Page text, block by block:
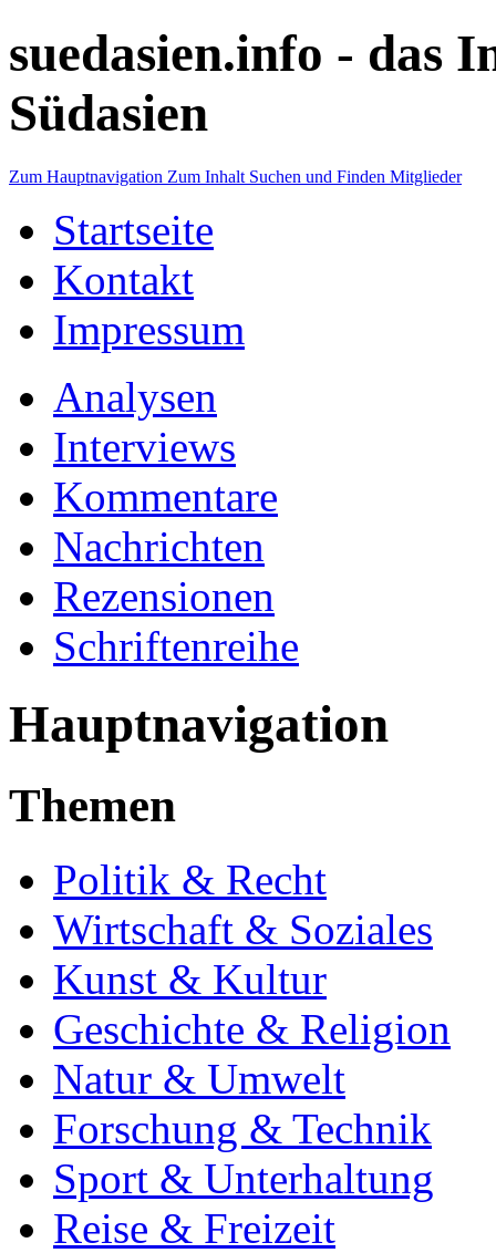
suedasien.info - das
Südasien
Zum Hauptnavigation Zum Inhalt Suchen und Finden Mitglieder
Startseite
Kontakt
Impressum
Analysen
Interviews
Kommentare
Nachrichten
Rezensionen
Schriftenreihe
Hauptnavigation
Themen
Politik & Recht
Wirtschaft & Soziales
Kunst & Kultur
Geschichte & Religion
Natur & Umwelt
Forschung & Technik
Sport & Unterhaltung
Reise & Freizeit